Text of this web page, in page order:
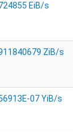
EiB/s
ZiB/s
07 YiB/s